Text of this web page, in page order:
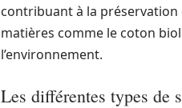
contribuant à la préservation
matières comme le coton
l’environnement.
Les différentes types de